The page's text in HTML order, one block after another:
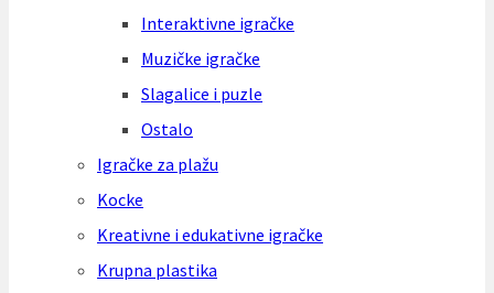
Interaktivne igračke
Muzičke igračke
Slagalice i puzle
Ostalo
Igračke za plažu
Kocke
Kreativne i edukativne igračke
Krupna plastika